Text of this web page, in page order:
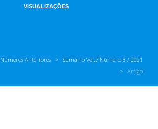
VISUALIZAÇÕES
Números Anteriores
Sumário Vol.7 Número 3 / 2021
Artigo